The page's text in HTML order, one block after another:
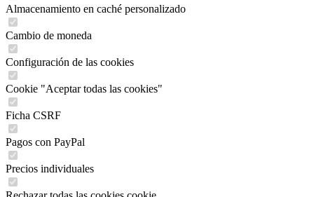
Almacenamiento en caché personalizado
Cambio de moneda
Configuración de las cookies
Cookie "Aceptar todas las cookies"
Ficha CSRF
Pagos con PayPal
Precios individuales